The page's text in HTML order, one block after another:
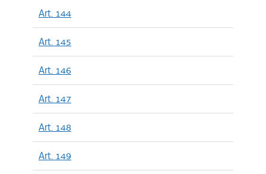
Art. 144
Art. 145
Art. 146
Art. 147
Art. 148
Art. 149